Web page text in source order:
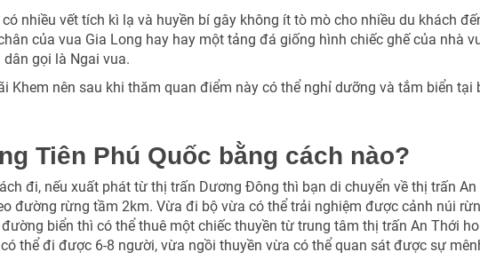
nhiều vết tích kì lạ và huyền bí gây không ít tò mò cho nhiều du khách
của vua Gia Long hay hay một tảng đá giống hình chiếc ghế của nhà
gọi là Ngai vua.
Khem nên sau khi thăm quan điểm này có thể nghỉ dưỡng và tắm biển tại
Tiên Phú Quốc bằng cách nào?
đi, nếu xuất phát từ thị trấn Dương Đông thì bạn di chuyển về thị trấn An
đường rừng tầm 2km. Vừa đi bộ vừa có thể trải nghiệm được cảnh núi
biển thì có thể thuê một chiếc thuyền từ trung tâm thị trấn An Thới
thể đi được 6-8 người, vừa ngồi thuyền vừa có thể quan sát được sự